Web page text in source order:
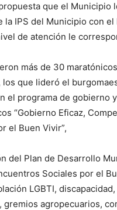
que el Municipio
IPS del Municipio con
de atención le
más de 30
que lideró el
el programa de gobierno
“Gobierno Eficaz,
el Buen Vivir”,
del Plan de Desarrollo
Sociales por el
LGBTI,
agropecuarios,